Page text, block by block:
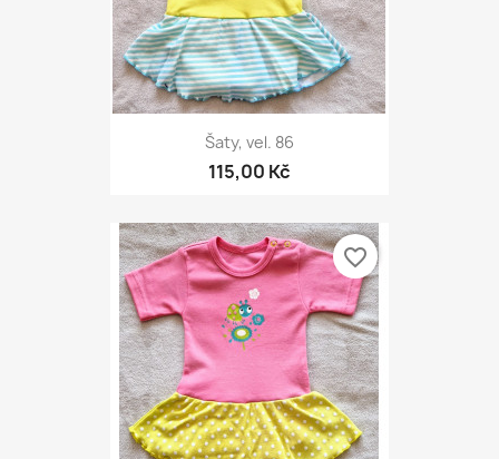
Šaty, vel. 86
115,00 Kč
favorite_border